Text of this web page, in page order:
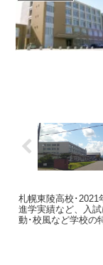
札幌東陵高校･2021
進学実績など、入
動･校風など学校の